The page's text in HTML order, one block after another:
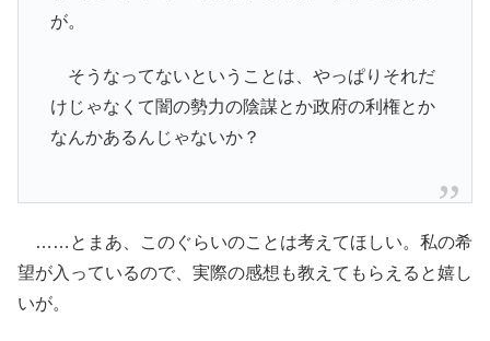
が。
そうなってないということは、やっぱりそれだ
けじゃなくて闇の勢力の陰謀とか政府の利権とか
なんかあるんじゃないか？
……とまあ、このぐらいのことは考えてほしい。私の希
望が入っているので、実際の感想も教えてもらえると嬉し
いが。